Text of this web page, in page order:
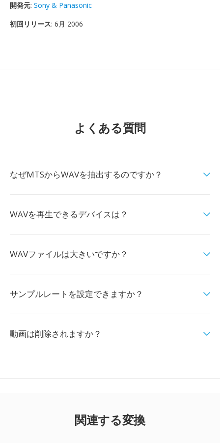
開発元: Sony & Panasonic
初回リリース: 6月 2006
よくある質問
なぜMTSからWAVを抽出するのですか？
WAVを再生できるデバイスは？
WAVファイルは大きいですか？
サンプルレートを設定できますか？
動画は削除されますか？
関連する変換